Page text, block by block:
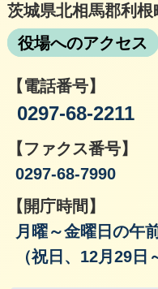
茨城県北相馬郡利
役場へのアクセス
【電話番号】
0297-68-2211
【ファクス番号】
0297-68-7990
【開庁時間】
月曜～金曜日の午
（祝日、12月29日